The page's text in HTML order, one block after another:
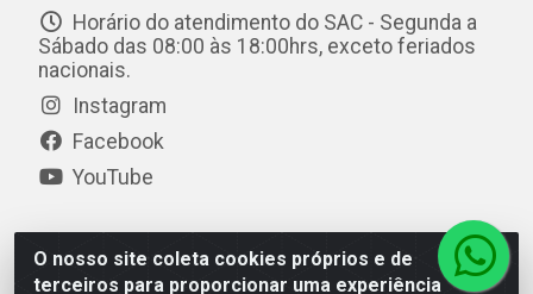
O nosso site coleta cookies próprios e de
terceiros para proporcionar uma experiência
Horário do atendimento do SAC - Segunda a
Sábado das 08:00 às 18:00hrs, exceto feriados
nacionais.
Instagram
Facebook
YouTube
Distac Distribuidora - Av. Durval de Góes Monteiro, 7049